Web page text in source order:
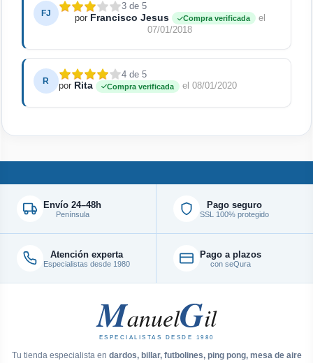
FJ
3 de 5
por Francisco Jesus Compra verificada
el
07/01/2018
R
4 de 5
por Rita Compra verificada el 08/01/2020
Envío 24–48h
Península
Pago seguro
SSL 100% protegido
Atención experta
Especialistas desde 1980
Pago a plazos
con seQura
ManuelGil
ESPECIALISTAS DESDE 1980
Tu tienda especialista en dardos, billar, futbolines, ping pong, mesa de aire